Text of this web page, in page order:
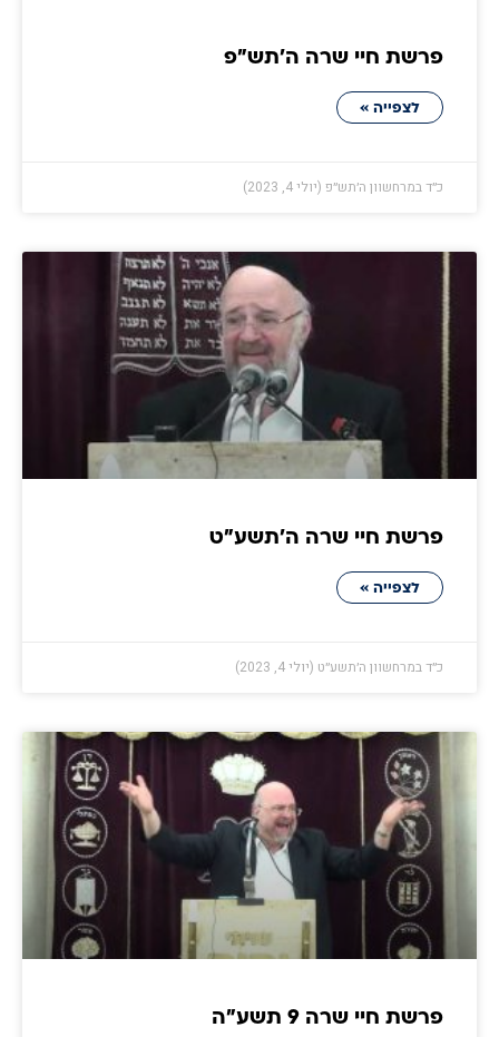
פרשת חיי שרה ה׳תש״פ
לצפייה »
כ״ד במרחשוון ה׳תש״פ (יולי 4, 2023)
פרשת חיי שרה ה׳תשע״ט
לצפייה »
כ״ד במרחשוון ה׳תשע״ט (יולי 4, 2023)
פרשת חיי שרה 9 תשע״ה